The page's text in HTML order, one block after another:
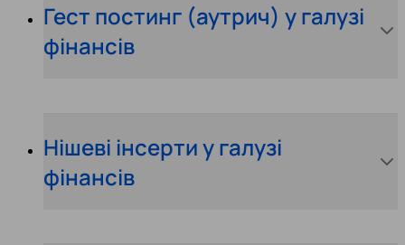
Гест постинг (аутрич) у галузі
фінансів
Нішеві інсерти у галузі
фінансів